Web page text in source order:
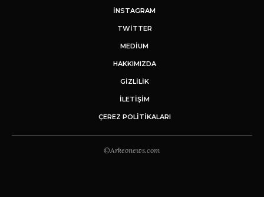
INSTAGRAM
TWITTER
MEDIUM
HAKKIMIZDA
GİZLİLİK
İLETIŞIM
ÇEREZ POLITIKALARI
©Arkeonews.com